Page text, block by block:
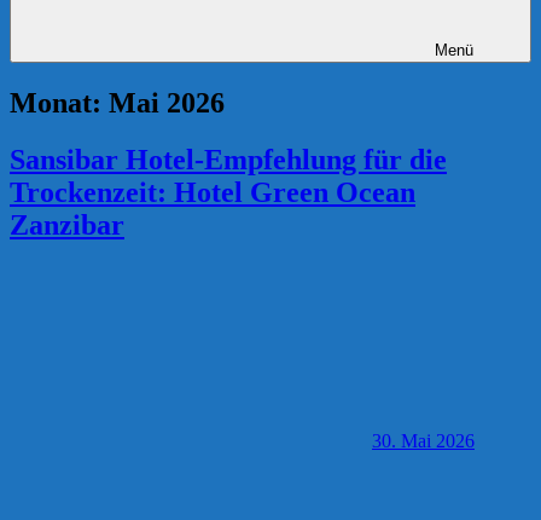
Menü
Monat: Mai 2026
Sansibar Hotel-Empfehlung für die
Trockenzeit: Hotel Green Ocean
Zanzibar
30. Mai 2026